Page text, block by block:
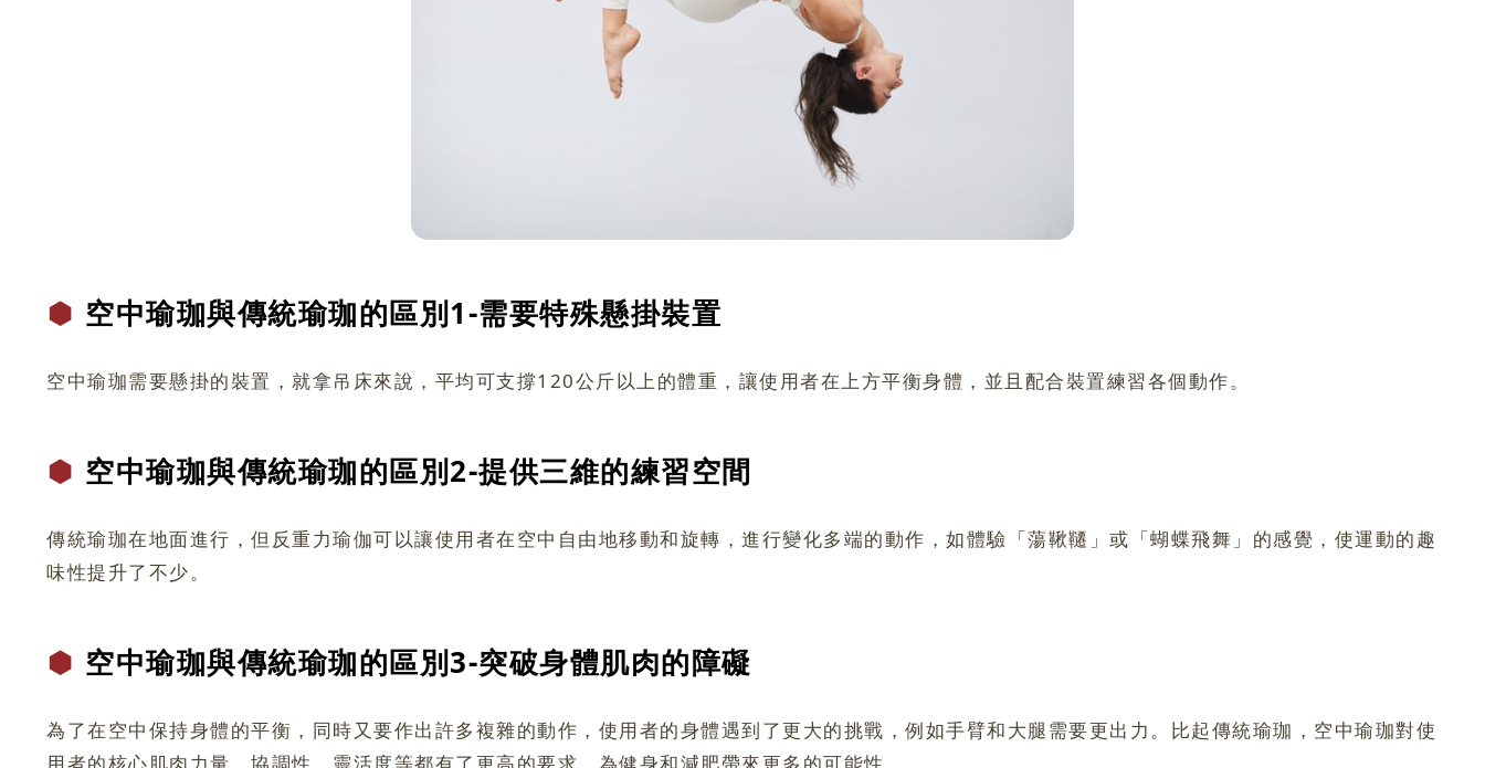
空中瑜珈與傳統瑜珈的區別1-需要特殊懸掛裝置
空中瑜珈需要懸掛的裝置，就拿吊床來說，平均可支撐120公斤以上的體重，讓使用者在上方平衡身體，並且配合裝置練習各個動作。
空中瑜珈與傳統瑜珈的區別2-提供三維的練習空間
傳統瑜珈在地面進行，但反重力瑜伽可以讓使用者在空中自由地移動和旋轉，進行變化多端的動作，如體驗「蕩鞦韆」或「蝴蝶飛舞」的感覺，使運動的趣
味性提升了不少。
空中瑜珈與傳統瑜珈的區別3-突破身體肌肉的障礙
為了在空中保持身體的平衡，同時又要作出許多複雜的動作，使用者的身體遇到了更大的挑戰，例如手臂和大腿需要更出力。比起傳統瑜珈，空中瑜珈對使